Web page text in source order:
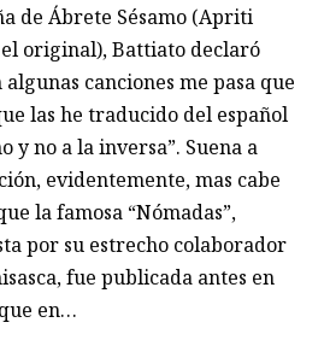
de Ábrete Sésamo (Apriti
el original), Battiato declaró
algunas canciones me pasa que
las he traducido del español
y no a la inversa”. Suena a
evidentemente, mas cabe
la famosa “Nómadas”,
por su estrecho colaborador
fue publicada antes en
en…